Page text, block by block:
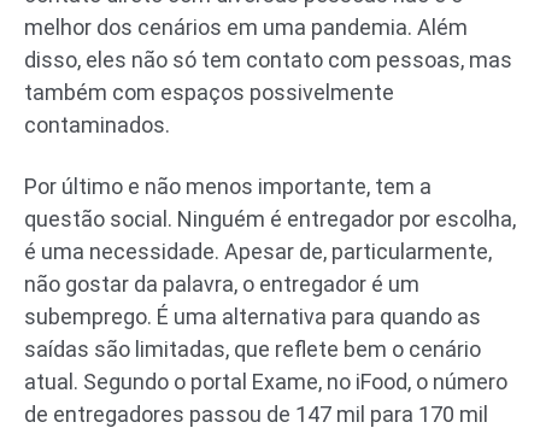
melhor dos cenários em uma pandemia. Além
disso, eles não só tem contato com pessoas, mas
também com espaços possivelmente
contaminados.
Por último e não menos importante, tem a
questão social. Ninguém é entregador por escolha,
é uma necessidade. Apesar de, particularmente,
não gostar da palavra, o entregador é um
subemprego. É uma alternativa para quando as
saídas são limitadas, que reflete bem o cenário
atual. Segundo o portal Exame, no iFood, o número
de entregadores passou de 147 mil para 170 mil